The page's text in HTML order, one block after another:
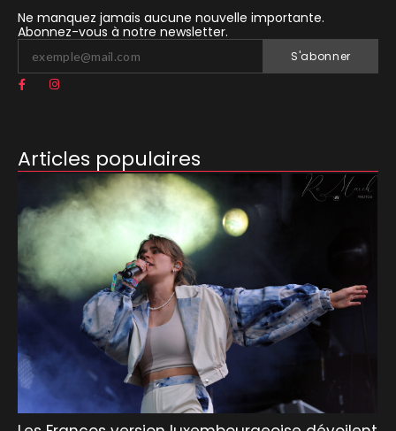
Ne manquez jamais aucune nouvelle importante.
Abonnez-vous à notre newsletter.
S'abonner
Articles populaires